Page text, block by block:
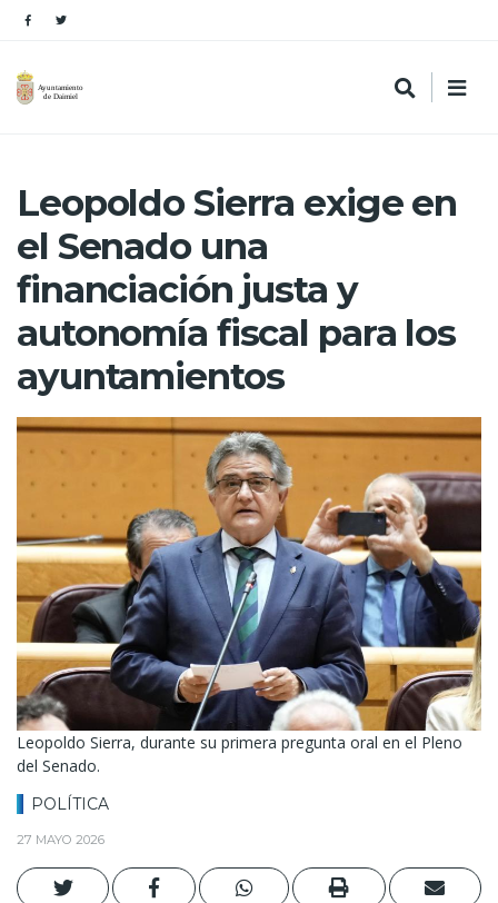
Leopoldo Sierra exige en
el Senado una
financiación justa y
autonomía fiscal para los
ayuntamientos
Leopoldo Sierra, durante su primera pregunta oral en el Pleno
del Senado.
POLÍTICA
27 MAYO 2026